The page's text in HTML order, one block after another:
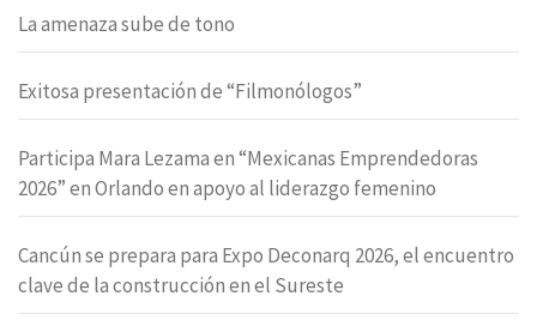
La amenaza sube de tono
Exitosa presentación de “Filmonólogos”
Participa Mara Lezama en “Mexicanas Emprendedoras
2026” en Orlando en apoyo al liderazgo femenino
Cancún se prepara para Expo Deconarq 2026, el encuentro
clave de la construcción en el Sureste